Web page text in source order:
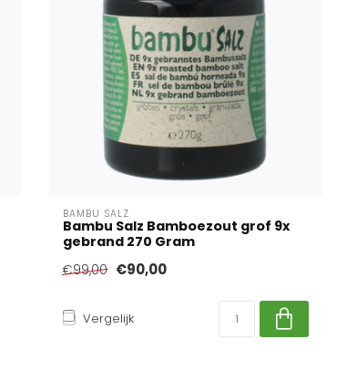
BAMBU SALZ
Bambu Salz Bamboezout grof 9x
gebrand 270 Gram
€99,00 €90,00
Vergelijk